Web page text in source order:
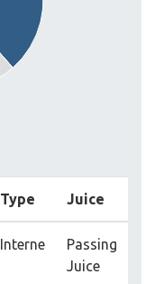
Type Juice
Interne
Passing
Juice